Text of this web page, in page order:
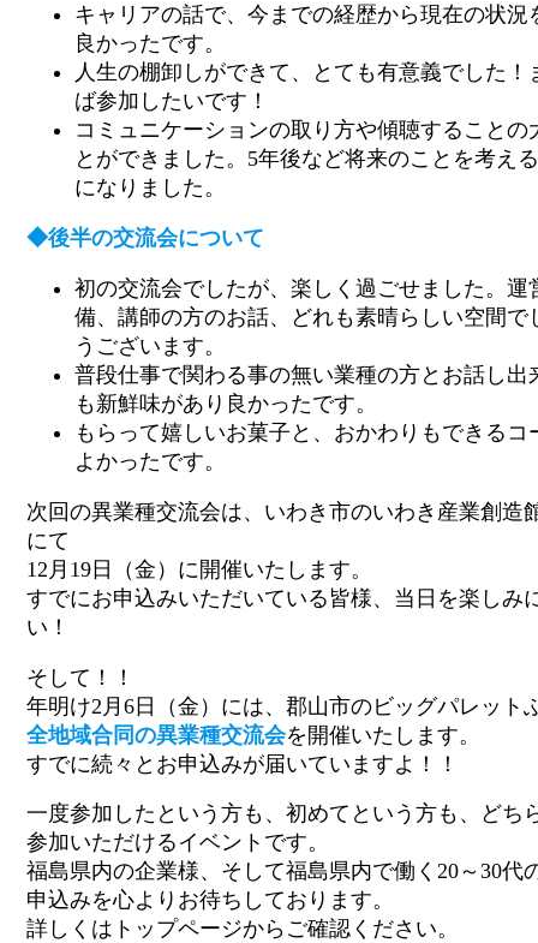
キャリアの話で、今までの経歴から現在の状況
良かったです。
人生の棚卸しができて、とても有意義でした！
ば参加したいです！
コミュニケーションの取り方や傾聴することの
とができました。5年後など将来のことを考え
になりました。
◆後半の交流会について
初の交流会でしたが、楽しく過ごせました。運
備、講師の方のお話、どれも素晴らしい空間で
うございます。
普段仕事で関わる事の無い業種の方とお話し出
も新鮮味があり良かったです。
もらって嬉しいお菓子と、おかわりもできるコ
よかったです。
次回の異業種交流会は、いわき市のいわき産業創造
にて
12月19日（金）に開催いたします。
すでにお申込みいただいている皆様、当日を楽しみ
い！
そして！！
年明け2月6日（金）には、郡山市のビッグパレット
全地域合同の異業種交流会を開催いたします。
すでに続々とお申込みが届いていますよ！！
一度参加したという方も、初めてという方も、どち
参加いただけるイベントです。
福島県内の企業様、そして福島県内で働く20～30代
申込みを心よりお待ちしております。
詳しくはトップページからご確認ください。